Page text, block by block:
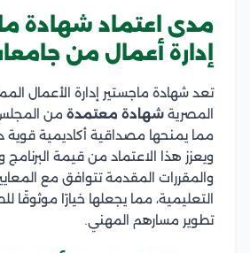
مدى اعتماد شهادة
إدارة أعمال من
تعد شهادة ماجستير إدارة الأعمال
المصرية شهادة معتمدة من المجلس
مما يمنحها مصداقية أكاديمية قوية
ويعزز هذا الاعتماد من قيمة
والمقررات المقدمة تتوافق مع
التعليمية، مما يجعلها خيارًا موثوقًا
تطوير مسارهم المهني.